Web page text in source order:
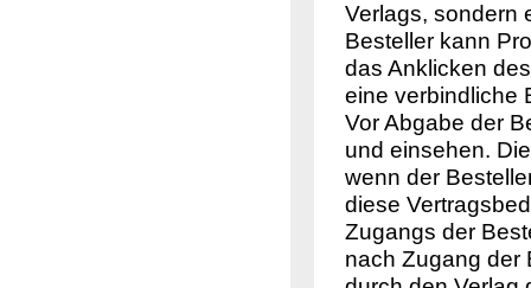
Verlags, sondern
Besteller kann
das Anklicken
eine verbindliche
Vor Abgabe der
und einsehen.
wenn der
diese
Zugangs der
nach Zugang der